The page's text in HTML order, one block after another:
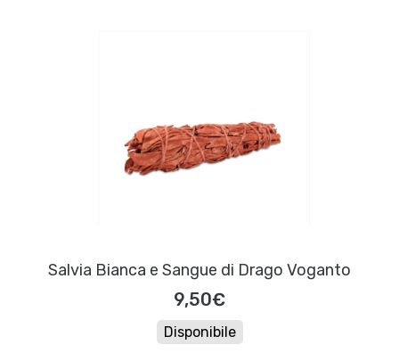
Salvia Bianca e Sangue di Drago Voganto
9,50€
Disponibile